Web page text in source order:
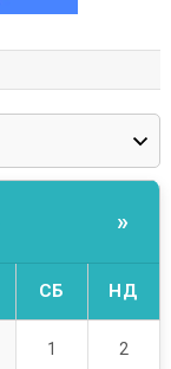
»
СБ НД
1 2